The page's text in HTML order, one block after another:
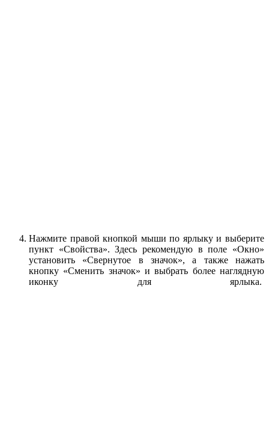
Нажмите правой кнопкой мыши по ярлыку и выберите
пункт «Свойства». Здесь рекомендую в поле «Окно»
установить «Свернутое в значок», а также нажать
кнопку «Сменить значок» и выбрать более наглядную
иконку для ярлыка.